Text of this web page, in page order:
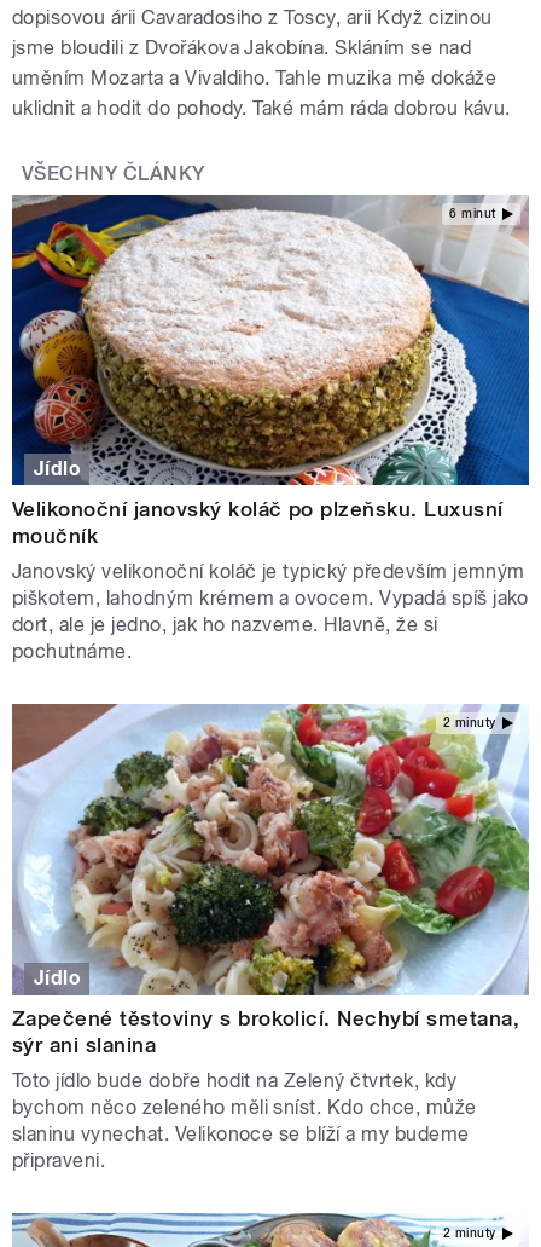
dopisovou árii Cavaradosiho z Toscy, arii Když cizinou
jsme bloudili z Dvořákova Jakobína. Skláním se nad
uměním Mozarta a Vivaldiho. Tahle muzika mě dokáže
uklidnit a hodit do pohody. Také mám ráda dobrou kávu.
VŠECHNY ČLÁNKY
6 minut
Jídlo
Velikonoční janovský koláč po plzeňsku. Luxusní
moučník
Janovský velikonoční koláč je typický především jemným
piškotem, lahodným krémem a ovocem. Vypadá spíš jako
dort, ale je jedno, jak ho nazveme. Hlavně, že si
pochutnáme.
2 minuty
Jídlo
Zapečené těstoviny s brokolicí. Nechybí smetana,
sýr ani slanina
Toto jídlo bude dobře hodit na Zelený čtvrtek, kdy
bychom něco zeleného měli sníst. Kdo chce, může
slaninu vynechat. Velikonoce se blíží a my budeme
připraveni.
2 minuty